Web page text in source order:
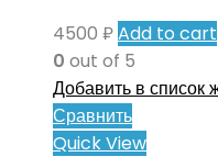
4500 ₽Add to cart
0 out of 5
Добавить в список
Сравнить
Quick View